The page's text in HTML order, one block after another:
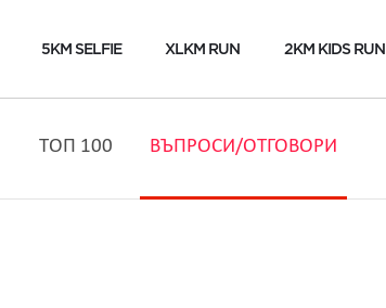
5KM SELFIE XLKM RUN 2KM KIDS RUN
ТОП 100 ВЪПРОСИ/ОТГОВОРИ